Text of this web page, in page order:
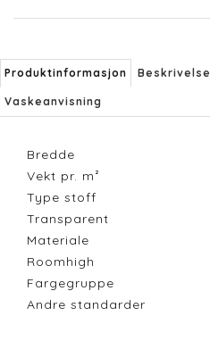
Produktinformasjon Beskrivelse
Vaskeanvisning
Bredde
Vekt pr. m²
Type stoff
Transparent
Materiale
Roomhigh
Fargegruppe
Andre standarder